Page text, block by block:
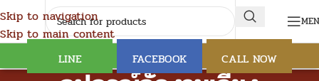
Skip to navigation
Skip to main content
LINE FACEBOOK CALL NOW